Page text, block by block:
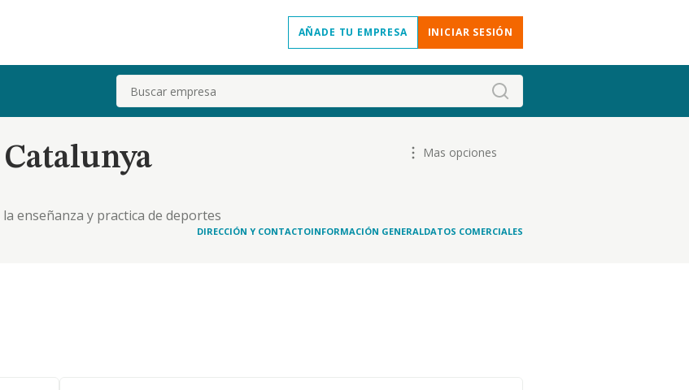
AÑADE TU EMPRESA INICIAR SESIÓN
Buscar
enseñanza y practica de deportes
de deportistas y de
Mas opciones
DIRECCIÓN Y CONTACTOINFORMACIÓN GENERALDATOS COMERCIALES